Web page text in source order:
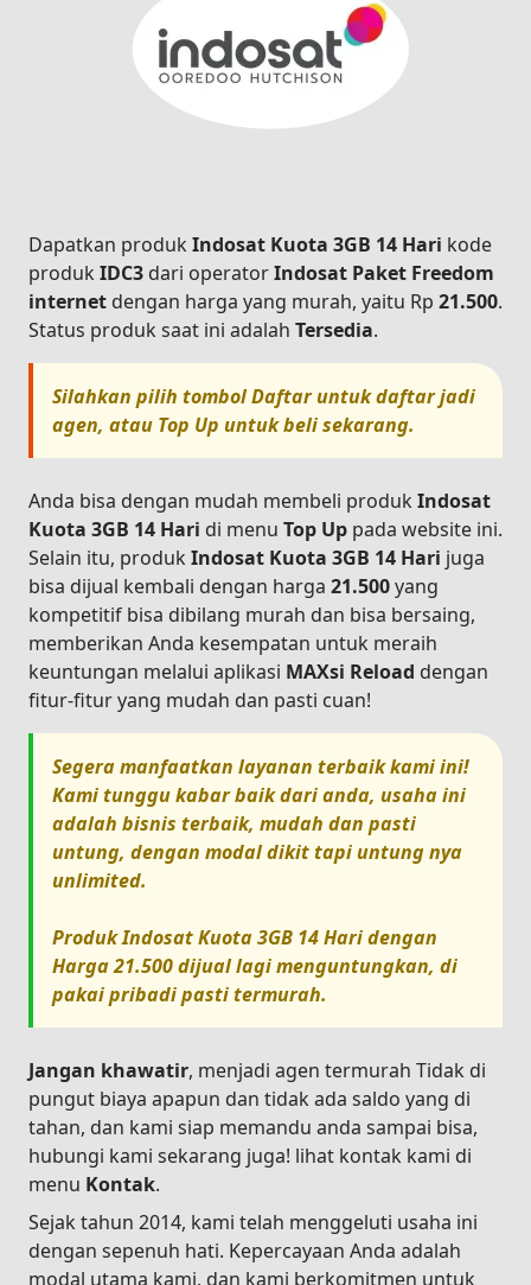
Dapatkan produk Indosat Kuota 3GB 14 Hari kode
produk IDC3 dari operatorIndosat Paket Freedom
internet dengan harga yang murah, yaitu Rp 21.500.
Status produk saat ini adalah Tersedia.
Silahkan pilih tombolDaftaruntuk daftar jadi
agen, atau Top Up untuk beli sekarang.
Anda bisa dengan mudah membeli produk Indosat
Kuota 3GB 14 Hari di menu Top Up pada website ini.
Selain itu, produk Indosat Kuota 3GB 14 Hari juga
bisa dijual kembali dengan harga 21.500yang
kompetitif bisa dibilang murah dan bisa bersaing,
memberikan Anda kesempatan untuk meraih
keuntungan melalui aplikasi MAXsi Reload dengan
fitur-fitur yang mudah dan pasti cuan!
Segera manfaatkan layanan terbaik kami ini!
Kami tunggu kabar baik dari anda, usaha ini
adalah bisnis terbaik, mudah dan pasti
untung, dengan modal dikit tapi untung nya
unlimited.
ProdukIndosat Kuota 3GB 14 Haridengan
Harga21.500dijual lagi menguntungkan, di
pakai pribadi pasti termurah.
Jangan khawatir, menjadi agen termurah Tidak di
pungut biaya apapun dan tidak ada saldo yang di
tahan, dan kami siap memandu anda sampai bisa,
hubungi kami sekarang juga! lihat kontak kami di
menu Kontak.
Sejak tahun 2014, kami telah menggeluti usaha ini
dengan sepenuh hati. Kepercayaan Anda adalah
modal utama kami, dan kami berkomitmen untuk